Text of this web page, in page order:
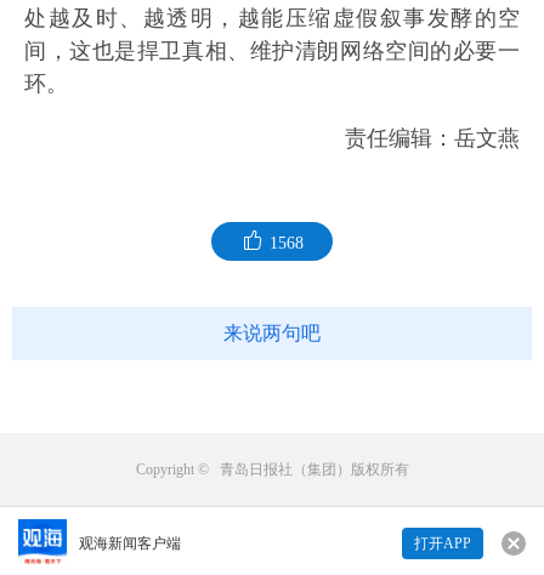
观海新闻客户端 打开APP
处越及时、越透明，越能压缩虚假叙事发酵的空
间，这也是捍卫真相、维护清朗网络空间的必要一
环。
责任编辑：岳文燕
1568
来说两句吧
来说两句吧...
Copyright © 青岛日报社（集团）版权所有